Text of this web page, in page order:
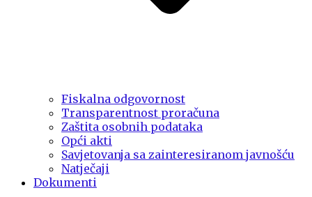
Fiskalna odgovornost
Transparentnost proračuna
Zaštita osobnih podataka
Opći akti
Savjetovanja sa zainteresiranom javnošću
Natječaji
Dokumenti